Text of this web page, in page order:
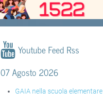
Youtube Feed Rss
07 Agosto 2026
GAIA nella scuola elementare